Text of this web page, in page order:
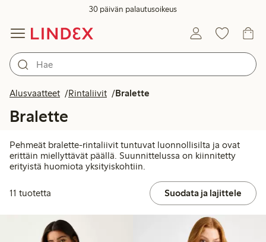
30 päivän palautusoikeus
Alusvaatteet Rintaliivit Bralette
Bralette
Pehmeät bralette-rintaliivit tuntuvat luonnollisilta ja ovat
erittäin miellyttävät päällä. Suunnittelussa on kiinnitetty
erityistä huomiota yksityiskohtiin.
11 tuotetta Suodata ja lajittele